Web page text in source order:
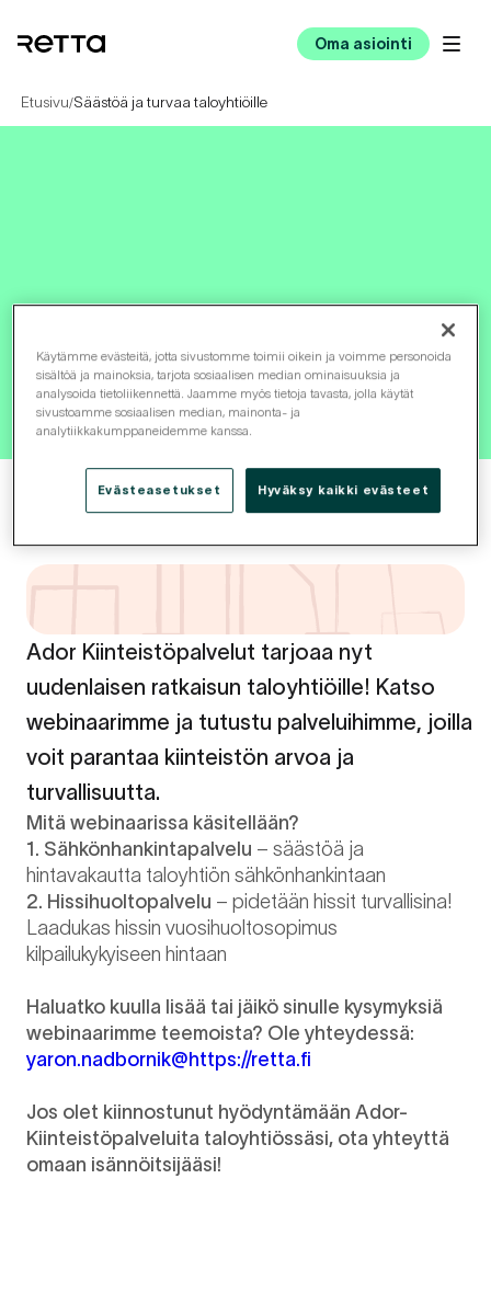
Oma asiointi
Etusivu/Säästöä ja turvaa taloyhtiöille
taloyhtiöille
Et ole hyväksynyt kohdistamisevästeitä.
Nähdäksesi videon, muuta asetuksiasi.
Ador Kiinteistöpalvelut tarjoaa nyt
uudenlaisen ratkaisun taloyhtiöille! Katso
webinaarimme ja tutustu palveluihimme, joilla
voit parantaa kiinteistön arvoa ja
turvallisuutta.
Mitä webinaarissa käsitellään?
1. Sähkönhankintapalvelu – säästöä ja
hintavakautta taloyhtiön sähkönhankintaan
2. Hissihuoltopalvelu – pidetään hissit turvallisina!
Laadukas hissin vuosihuoltosopimus
kilpailukykyiseen hintaan
Haluatko kuulla lisää tai jäikö sinulle kysymyksiä
webinaarimme teemoista? Ole yhteydessä:
yaron.nadbornik​@https://retta.fi​
Jos olet kiinnostunut hyödyntämään Ador-
Kiinteistöpalveluita taloyhtiössäsi, ota yhteyttä
omaan isännöitsijääsi!
Käytämme evästeitä, jotta sivustomme toimii oikein ja voimme personoida
sisältöä ja mainoksia, tarjota sosiaalisen median ominaisuuksia ja
analysoida tietoliikennettä. Jaamme myös tietoja tavasta, jolla käytät
sivustoamme sosiaalisen median, mainonta- ja
analytiikkakumppaneidemme kanssa.
Evästeasetukset Hyväksy kaikki evästeet